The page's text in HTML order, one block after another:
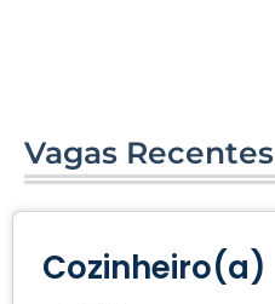
Vagas Recentes
Cozinheiro(a)